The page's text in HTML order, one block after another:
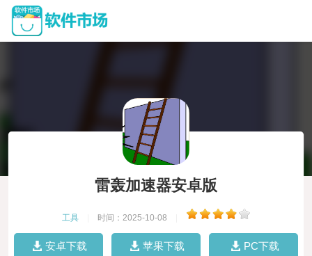
雷轰加速器安卓版
工具 时间：2025-10-08
安卓下载 苹果下载 PC下载